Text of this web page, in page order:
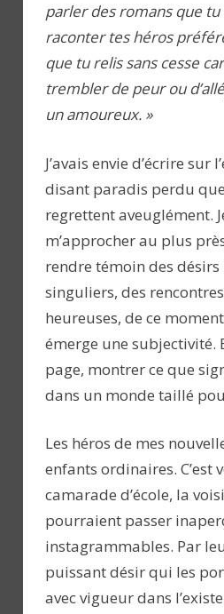
parler des romans que tu
raconter tes héros
que tu relis sans cesse
trembler de peur ou
un amoureux. »
J’avais envie d’écrire sur
disant paradis perdu
regrettent aveuglément.
m’approcher au plus
rendre témoin des désirs
singuliers, des
heureuses, de ce
émerge une subjectivité.
page, montrer ce que
dans un monde taillé
Les héros de mes
enfants ordinaires. C’est
camarade d’école, la
pourraient passer
instagrammables. Par
puissant désir qui les
avec vigueur dans